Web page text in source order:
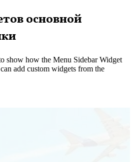
основной
show how the Menu Sidebar Widget
add custom widgets from the